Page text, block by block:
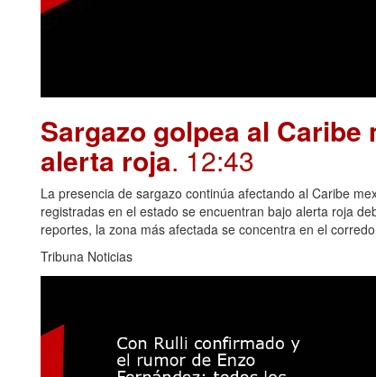
Sargazo golpea al
alerta roja. 12:43
La presencia de sargazo continúa afectando al Caribe
registradas en el estado se encuentran bajo alerta roja
reportes, la zona más afectada se concentra en el
Tribuna Noticias